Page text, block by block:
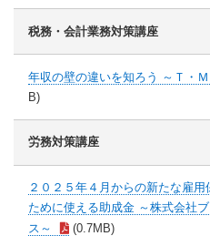
税務・会計業務対策講座
年収の壁の違いを知ろう ～Ｔ・
B)
労務対策講座
２０２５年４月からの新たな雇
ために使える助成金 ～株式会社
ス～
(0.7MB)